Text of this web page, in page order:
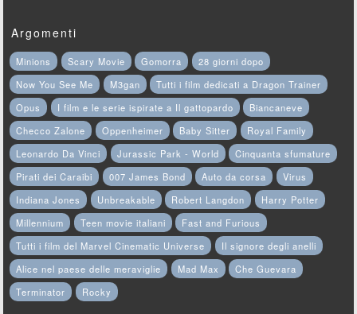
Argomenti
Minions Scary Movie Gomorra
28 giorni dopo
Now You See Me
M3gan
Tutti i film dedicati a Dragon Trainer
Opus
I film e le serie ispirate a Il gattopardo
Biancaneve
Checco Zalone
Oppenheimer Baby Sitter
Royal Family
Leonardo Da Vinci
Jurassic Park - World
Cinquanta sfumature
Pirati dei Caraibi
007 James Bond Auto da corsa
Virus
Indiana Jones
Unbreakable Robert Langdon
Harry Potter
Millennium
Teen movie italiani
Fast and Furious
Tutti i film del Marvel Cinematic Universe
Il signore degli anelli
Alice nel paese delle meraviglie
Mad Max
Che Guevara
Terminator
Rocky